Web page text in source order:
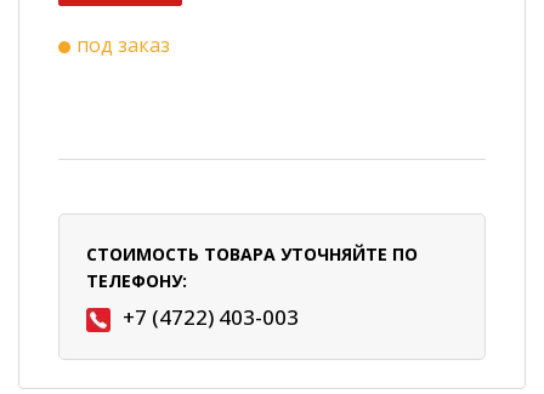
под заказ
СТОИМОСТЬ ТОВАРА УТОЧНЯЙТЕ ПО
ТЕЛЕФОНУ:
+7 (4722) 403-003